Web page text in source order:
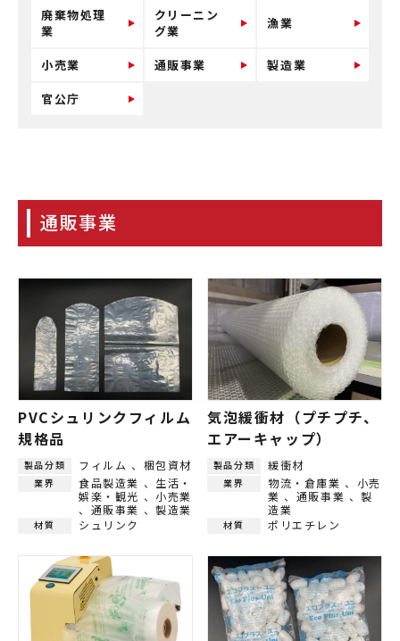
廃棄物処理
業
クリーニン
グ業
漁業
小売業 通販事業
製造業
官公庁
通販事業
PVCシュリンクフィルム
規格品
製品分類 フィルム 梱包資材
業界 食品製造業
生活・
娯楽・観光
小売業
通販事業
製造業
材質 シュリンク
気泡緩衝材（プチプチ、
エアーキャップ）
製品分類 緩衝材
業界 物流・倉庫業
小売
業
通販事業
製
造業
材質 ポリエチレン